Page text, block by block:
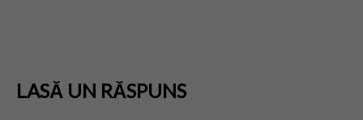
LASĂ UN RĂSPUNS